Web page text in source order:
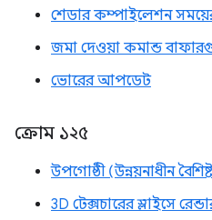
শেডার কম্পাইলেশন
জমা দেওয়া কমান্ড
ভোরের আপডেট
ক্রোম ১২৫
উপগোষ্ঠী (উন্নয়নাধীন
3D টেক্সচারের স্লাইসে